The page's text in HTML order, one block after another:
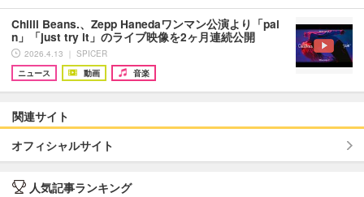
Chilli Beans.、Zepp Hanedaワンマン公演より「pai
n」「just try it」のライブ映像を2ヶ月連続公開
2026.4.13 ｜ SPICER
ニュース
動画 音楽
関連サイト
オフィシャルサイト
人気記事ランキング